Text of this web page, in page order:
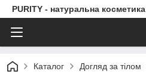
PURITY - натуральна косметика
Каталог Догляд за тілом